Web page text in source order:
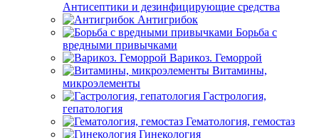
Антисептики и дезинфицирующие средства
Антигрибок
Борьба с
вредными привычками
Варикоз. Геморрой
Витамины,
микроэлементы
Гастрология,
гепатология
Гематология, гемостаз
Гинекология